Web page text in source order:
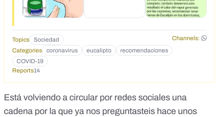
determin&oacute; este resultado el calor del vapor
generado por las vaporeras, &nbsp;recomiendan tener
de Eucalipto o ramas de este para prevenir el COVID -19.
<br /> Comparte este dato.</p>
Topics Sociedad
Channels:
Categories
coronavirus eucalipto
recomendaciones
COVID-19
Reports14
Está volviendo a circular por redes sociales una
cadena por la que ya nos preguntasteis hace unos